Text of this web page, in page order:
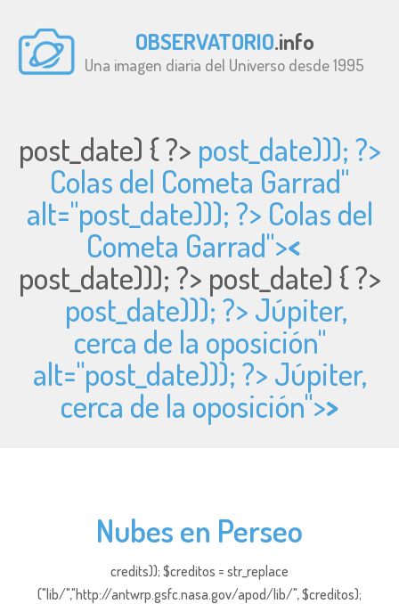
OBSERVATORIO.info
Una imagen diaria del Universo desde 1995
post_date) { ?> post_date))); ?>
Colas del Cometa Garrad"
alt="post_date))); ?> Colas del
Cometa Garrad"><
post_date))); ?> post_date) { ?>
post_date))); ?> Júpiter,
cerca de la oposición"
alt="post_date))); ?> Júpiter,
cerca de la oposición">>
Nubes en Perseo
credits)); $creditos = str_replace
("lib/","http://antwrp.gsfc.nasa.gov/apod/lib/", $creditos);